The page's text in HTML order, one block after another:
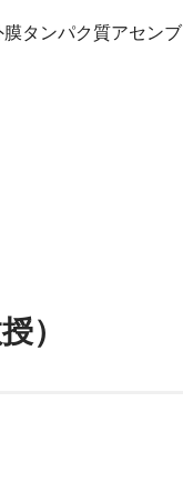
タンパク質アセン
）